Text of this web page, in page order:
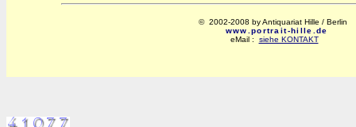
© 2002-2008 by Antiquariat Hille / Berlin
www.portrait-hille.de
eMail : siehe KONTAKT